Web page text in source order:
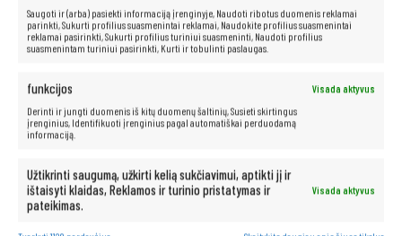
Saugoti ir (arba) pasiekti informaciją įrenginyje, Naudoti ribotus duomenis reklamai
parinkti, Sukurti profilius suasmenintai reklamai, Naudokite profilius suasmenintai
reklamai pasirinkti, Sukurti profilius turiniui suasmeninti, Naudoti profilius
suasmenintam turiniui pasirinkti, Kurti ir tobulinti paslaugas.
funkcijos
Visada aktyvus
Derinti ir jungti duomenis iš kitų duomenų šaltinių, Susieti skirtingus
įrenginius, Identifikuoti įrenginius pagal automatiškai perduodamą
informaciją.
Užtikrinti saugumą, užkirti kelią sukčiavimui, aptikti jį ir
ištaisyti klaidas, Reklamos ir turinio pristatymas ir
pateikimas.
Visada aktyvus
Neribotos multimedijos galimybės –
jūsų pirštų galiuose!